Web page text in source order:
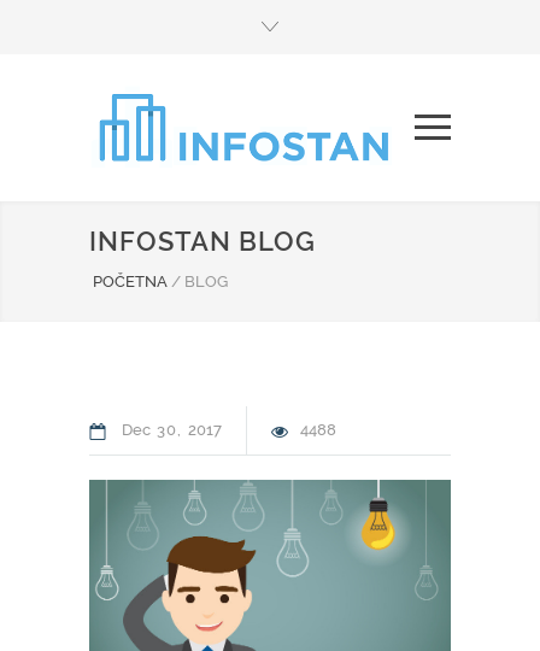
INFOSTAN BLOG
POČETNA / BLOG
Dec 30 2017 4488